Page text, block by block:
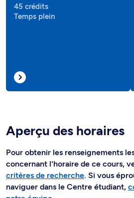
45 crédits
Temps plein
Aperçu des horaires
Pour obtenir les renseignements
concernant l'horaire de ce cours,
critères de recherche. Si vous
naviguer dans le Centre étudiant,